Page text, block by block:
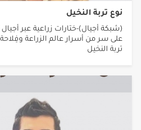
نوع تربة النخيل
(شبكة أجيال)-ختارات زراعية عبر
على سر من أسرار عالم الزراعة
تربة النخيل